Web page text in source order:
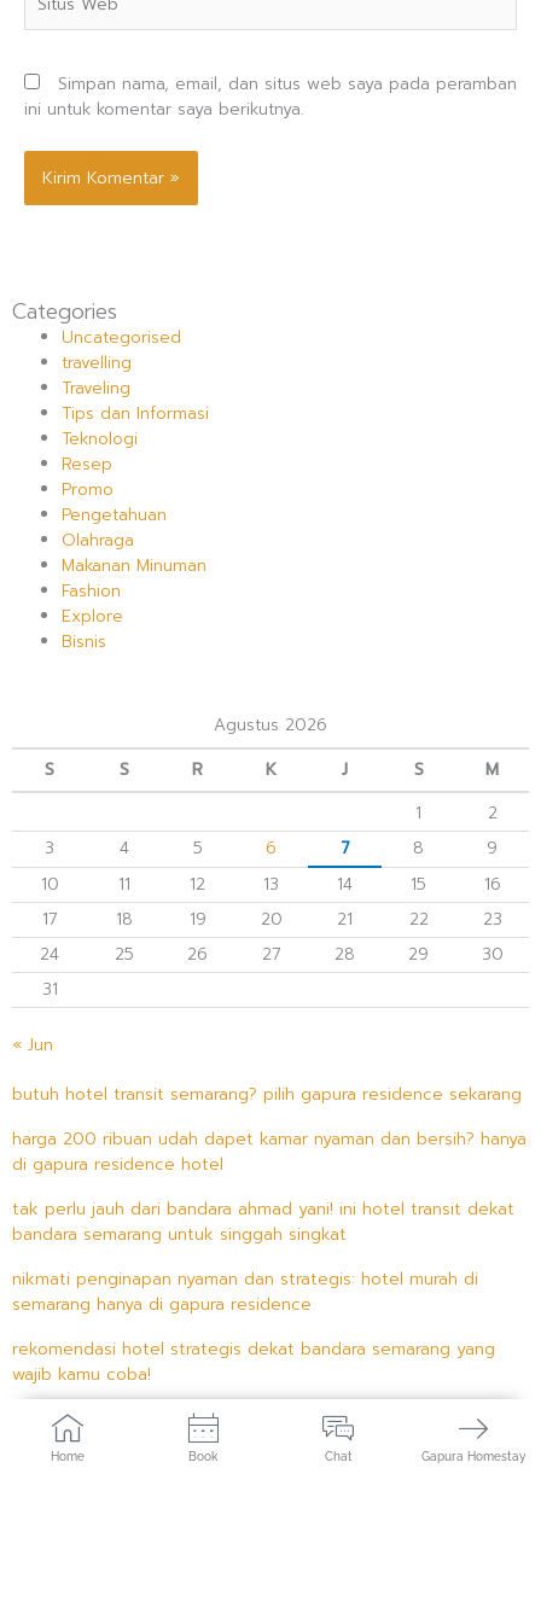
Web
Simpan nama, email, dan situs web saya pada peramban
ini untuk komentar saya berikutnya.
Categories
Uncategorised
travelling
Traveling
Tips dan Informasi
Teknologi
Resep
Promo
Pengetahuan
Olahraga
Makanan Minuman
Fashion
Explore
Bisnis
Agustus 2026
S
S R K J S
M
1
2
3
4 5 6 7 8
9
10
11 12 13 14 15
16
17
18 19 20 21 22
23
24
25 26 27 28 29
30
31
« Jun
butuh hotel transit semarang? pilih gapura residence sekarang
harga 200 ribuan udah dapet kamar nyaman dan bersih? hanya
di gapura residence hotel
tak perlu jauh dari bandara ahmad yani! ini hotel transit dekat
bandara semarang untuk singgah singkat
nikmati penginapan nyaman dan strategis: hotel murah di
semarang hanya di gapura residence
rekomendasi hotel strategis dekat bandara semarang yang
wajib kamu coba!
Home Book Chat Gapura Homestay